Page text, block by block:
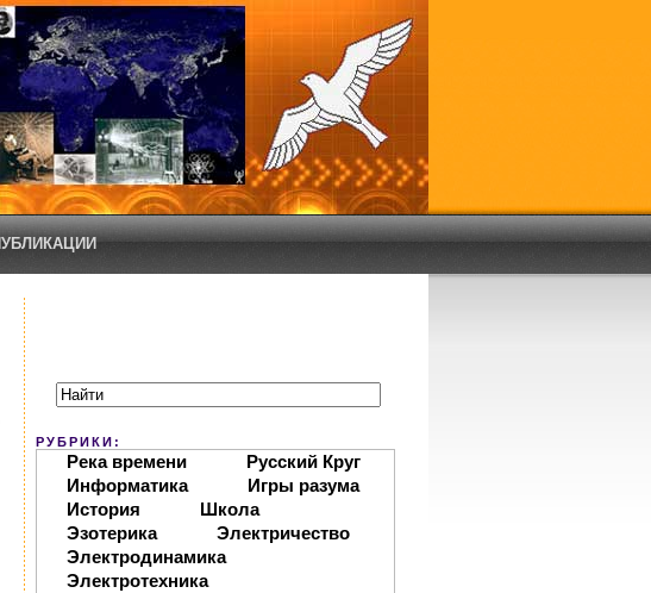
РУБРИКИ:
Река времени
Русский Круг
Информатика
Игры разума
История
Школа
Эзотерика
Электричество
Электродинамика
Электротехника